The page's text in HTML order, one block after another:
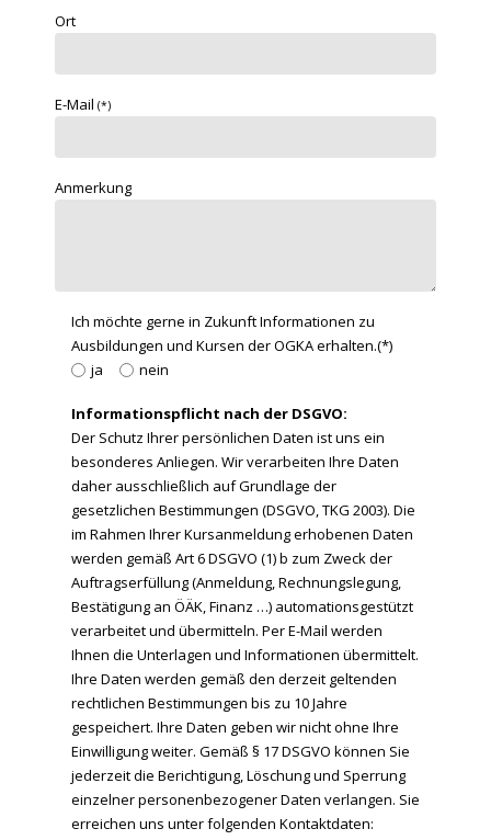
Ort
E-Mail (*)
Anmerkung
Ich möchte gerne in Zukunft Informationen zu
Ausbildungen und Kursen der OGKA erhalten.(*)
ja
nein
Informationspflicht nach der DSGVO:
Der Schutz Ihrer persönlichen Daten ist uns ein
besonderes Anliegen. Wir verarbeiten Ihre Daten
daher ausschließlich auf Grundlage der
gesetzlichen Bestimmungen (DSGVO, TKG 2003). Die
im Rahmen Ihrer Kursanmeldung erhobenen Daten
werden gemäß Art 6 DSGVO (1) b zum Zweck der
Auftragserfüllung (Anmeldung, Rechnungslegung,
Bestätigung an ÖÄK, Finanz …) automationsgestützt
verarbeitet und übermitteln. Per E-Mail werden
Ihnen die Unterlagen und Informationen übermittelt.
Ihre Daten werden gemäß den derzeit geltenden
rechtlichen Bestimmungen bis zu 10 Jahre
gespeichert. Ihre Daten geben wir nicht ohne Ihre
Einwilligung weiter. Gemäß § 17 DSGVO können Sie
jederzeit die Berichtigung, Löschung und Sperrung
einzelner personenbezogener Daten verlangen. Sie
erreichen uns unter folgenden Kontaktdaten: